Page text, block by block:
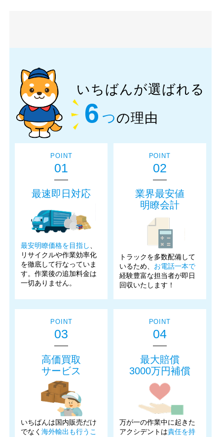
いちばんが選ばれる
6 つの理由
POINT
01
最速即日対応
最安明瞭価格を目指し
リサイクルや作業効率化
を徹底して行なっていま
す。作業後の追加料金は
一切ありません。
POINT
02
業界最安値
明瞭会計
トラックを多数配備して
いるため、 お電話一本で
経験豊富な担当者が即日
回収いたします！
POINT
03
高価買取
サービス
いちばんは国内販売だけ
でなく海外輸出も行うこ
POINT
04
最大賠償
3000万円補償
万が一の作業中に起きた
アクシデントは責任を持